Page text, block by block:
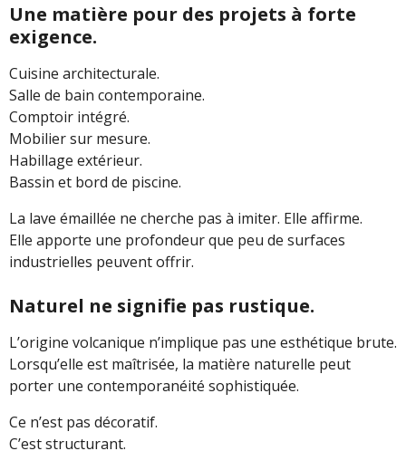
Une matière pour des projets à forte
exigence.
Cuisine architecturale.
Salle de bain contemporaine.
Comptoir intégré.
Mobilier sur mesure.
Habillage extérieur.
Bassin et bord de piscine.
La lave émaillée ne cherche pas à imiter. Elle affirme.
Elle apporte une profondeur que peu de surfaces
industrielles peuvent offrir.
Naturel ne signifie pas rustique.
L’origine volcanique n’implique pas une esthétique brute.
Lorsqu’elle est maîtrisée, la matière naturelle peut
porter une contemporanéité sophistiquée.
Ce n’est pas décoratif.
C’est structurant.